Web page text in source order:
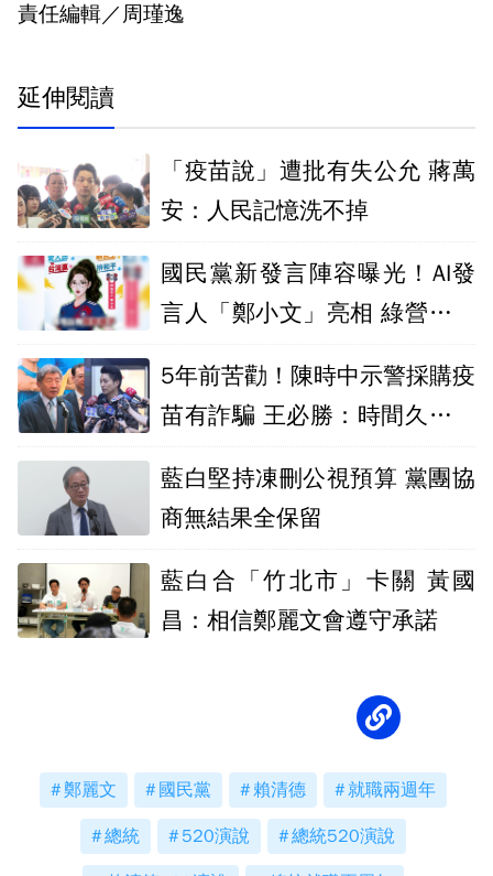
責任編輯／周瑾逸
延伸閱讀
「疫苗說」遭批有失公允 蔣萬
安：人民記憶洗不掉
國民黨新發言陣容曝光！AI發
言人「鄭小文」亮相 綠營酸：
5年前苦勸！陳時中示警採購疫
苗有詐騙 王必勝：時間久看出
藍白堅持凍刪公視預算 黨團協
商無結果全保留
藍白合「竹北市」卡關 黃國
昌：相信鄭麗文會遵守承諾
鄭麗文 國民黨 賴清德 就職兩週年
總統 520演說 總統520演說